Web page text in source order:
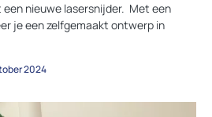
een nieuwe lasersnijder. Met een
je een zelfgemaakt ontwerp in
2024